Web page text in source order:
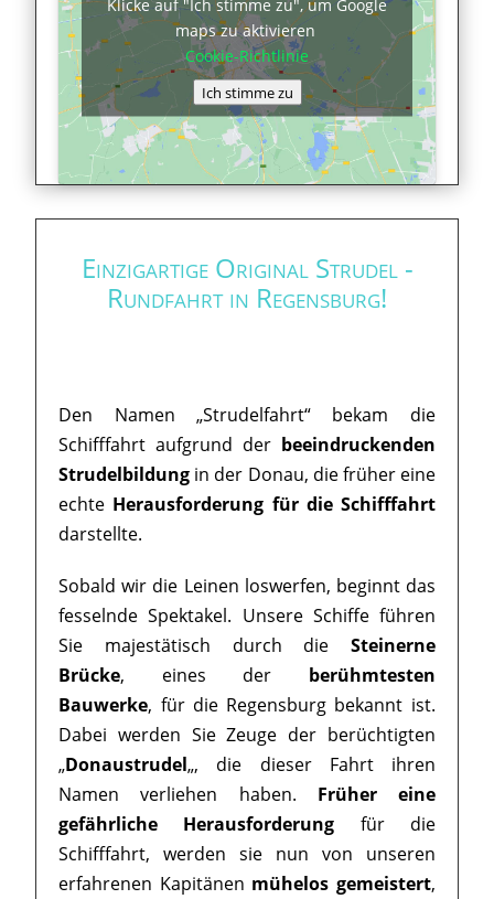
Klicke auf "Ich stimme zu", um Google
maps zu aktivieren
Cookie-Richtlinie
Ich stimme zu
Einzigartige Original Strudel -
Rundfahrt in Regensburg!
Den Namen „Strudelfahrt“ bekam die
Schifffahrt aufgrund der beeindruckenden
Strudelbildung in der Donau, die früher eine
echte Herausforderung für die Schifffahrt
darstellte.
Sobald wir die Leinen loswerfen, beginnt das
fesselnde Spektakel. Unsere Schiffe führen
Sie majestätisch durch die Steinerne
Brücke, eines der berühmtesten
Bauwerke, für die Regensburg bekannt ist.
Dabei werden Sie Zeuge der berüchtigten
„Donaustrudel„, die dieser Fahrt ihren
Namen verliehen haben. Früher eine
gefährliche Herausforderung für die
Schifffahrt, werden sie nun von unseren
erfahrenen Kapitänen mühelos gemeistert,